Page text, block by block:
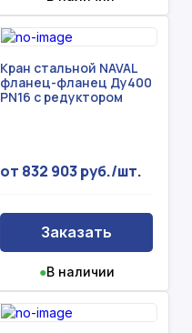
Кран стальной NAVAL
фланец-фланец Ду400
PN16 с редуктором
от 832 903 руб./шт.
Заказать
●В наличии